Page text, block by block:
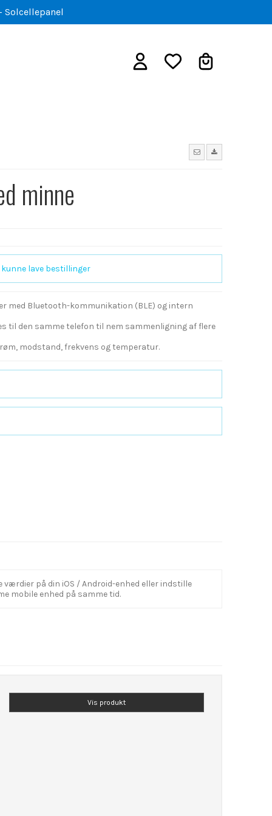
minne
lave bestillinger
med Bluetooth-kommunikation (BLE) og intern
til den samme telefon til nem sammenligning af flere
modstand, frekvens og temperatur.
på din iOS / Android-enhed eller indstille
mobile enhed på samme tid.
Vis produkt